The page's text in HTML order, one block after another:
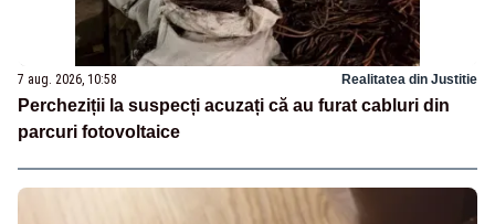
7 aug. 2026, 10:58 Realitatea din Justitie
Percheziții la suspecți acuzați că au furat cabluri din
parcuri fotovoltaice